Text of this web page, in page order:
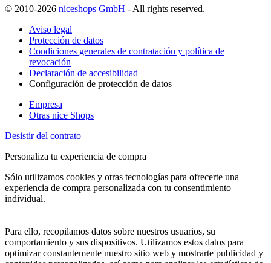
© 2010-2026 niceshops GmbH - All rights reserved.
Aviso legal
Protección de datos
Condiciones generales de contratación y política de
revocación
Declaración de accesibilidad
Configuración de protección de datos
Empresa
Otras nice Shops
Desistir del contrato
Personaliza tu experiencia de compra
Sólo utilizamos cookies y otras tecnologías para ofrecerte una
experiencia de compra personalizada con tu consentimiento
individual.
Para ello, recopilamos datos sobre nuestros usuarios, su
comportamiento y sus dispositivos. Utilizamos estos datos para
optimizar constantemente nuestro sitio web y mostrarte publicidad y